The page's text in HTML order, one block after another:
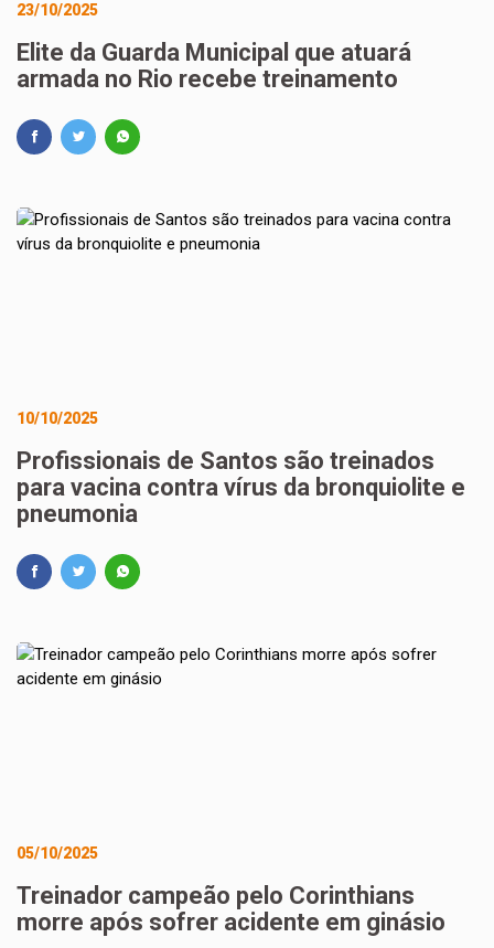
23/10/2025
Elite da Guarda Municipal que atuará
armada no Rio recebe treinamento
10/10/2025
Profissionais de Santos são treinados
para vacina contra vírus da bronquiolite e
pneumonia
05/10/2025
Treinador campeão pelo Corinthians
morre após sofrer acidente em ginásio